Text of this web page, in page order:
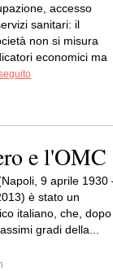
accesso
sanitari: il
non si misura
economici ma
e l'OMC
9 aprile 1930
è stato un
italiano, che, dopo
gradi della...